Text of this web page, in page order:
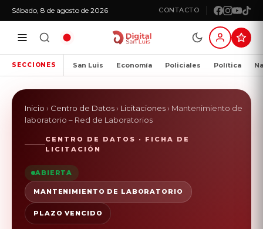
Sábado, 8 de agosto de 2026 CONTACTO
SECCIONES San Luis Economía Policiales Política
Inicio › Centro de Datos› Licitaciones› Mantenimiento de
laboratorio – Red de Laboratorios
CENTRO DE DATOS · FICHA DE
LICITACIÓN
ABIERTA
MANTENIMIENTO DE LABORATORIO
PLAZO VENCIDO